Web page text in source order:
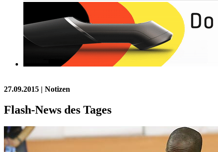
27.09.2015 | Notizen
Flash-News des Tages